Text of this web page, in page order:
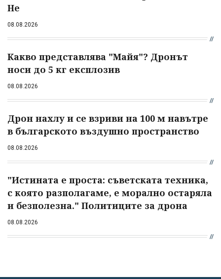
Не
08.08.2026
Какво представлява "Майя"? Дронът
носи до 5 кг експлозив
08.08.2026
Дрон нахлу и се взриви на 100 м навътре
в българското въздушно пространство
08.08.2026
"Истината е проста: съветската техника,
с която разполагаме, е морално остаряла
и безполезна." Политиците за дрона
08.08.2026